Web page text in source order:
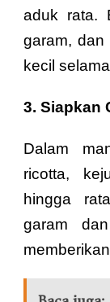
aduk rata.
garam, dan
kecil
3. Siapkan
Dalam
ricotta,
hingga
garam